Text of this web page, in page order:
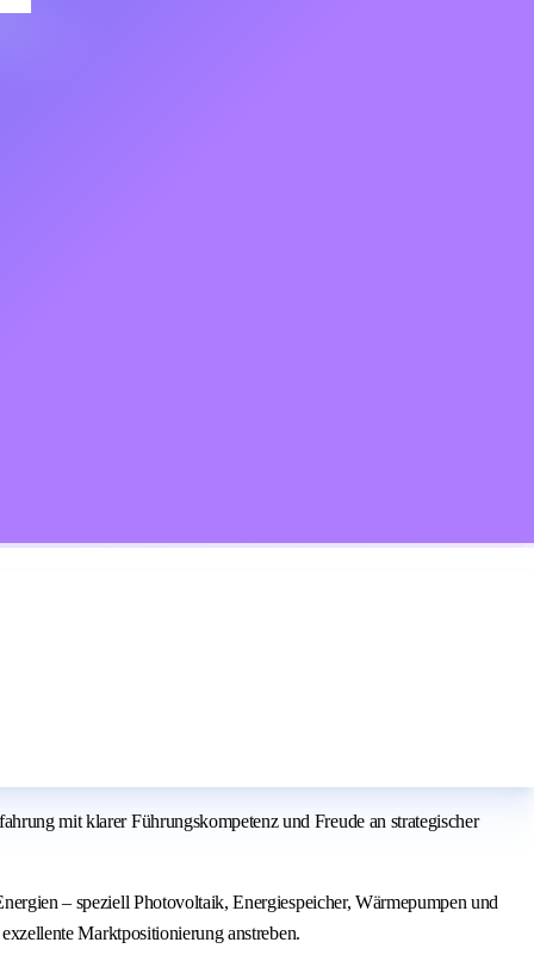
mit klarer Führungskompetenz und Freude an strategischer
– speziell Photovoltaik, Energiespeicher, Wärmepumpen und
Marktpositionierung anstreben.